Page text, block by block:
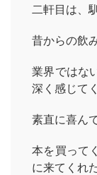
二軒目は、
昔からの飲
業界ではな
深く感じて
素直に喜ん
本を買って
に来てくれ